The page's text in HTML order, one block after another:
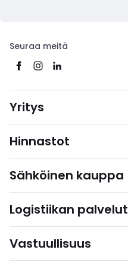
Seuraa meitä
Yritys
Hinnastot
Sähköinen kauppa
Logistiikan palvelut
Vastuullisuus